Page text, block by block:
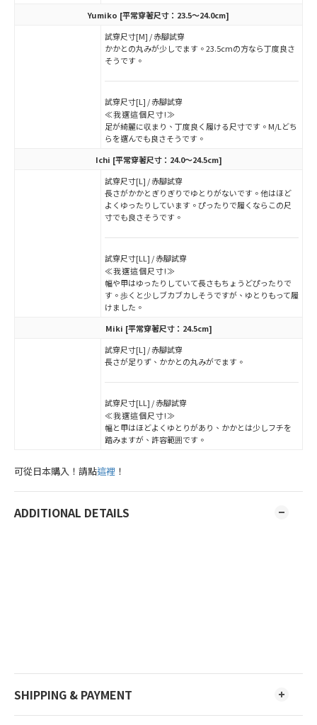
Yumiko [平常穿著尺寸：23.5～24.0cm]
試穿尺寸[M] / 赤腳試穿
かかとの丸みが少しでます。23.5cmの方なら丁度良さ
そうです。
試穿尺寸[L] / 赤腳試穿
≪我選這個尺寸!≫
足が綺麗に収まり、丁度良く履ける尺寸です。M/Lどち
らを選んでも良さそうです。
Ichi [平常穿著尺寸：24.0～24.5cm]
試穿尺寸[L] / 赤腳試穿
長さがかかとぎりぎりでゆとりがないです。他はほど
よくゆったりしています。ぴったりで履くならこの尺
寸でも良さそうです。
試穿尺寸[LL] / 赤腳試穿
≪我選這個尺寸!≫
幅や甲はゆったりしていて長さもちょうどぴったりで
す。歩くと少しブカブカしそうですが、ゆとりもって履
けました。
Miki [平常穿著尺寸：24.5cm]
試穿尺寸[L] / 赤腳試穿
長さが足りず、かかとの丸みがでます。
試穿尺寸[LL] / 赤腳試穿
≪我選這個尺寸!≫
幅と甲はほどよくゆとりがあり、かかとは少しフチを
踏みますが、許容範囲です。
可從日本購入！請點這裡 ！
ADDITIONAL DETAILS
SHIPPING & PAYMENT